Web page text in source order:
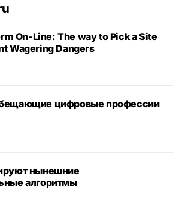
On-Line: The way to Pick a Site
Wagering Dangers
цифровые профессии
нынешние
алгоритмы